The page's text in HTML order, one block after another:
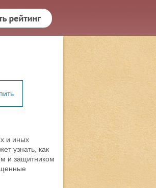
и иных
узнать, как
и защитником